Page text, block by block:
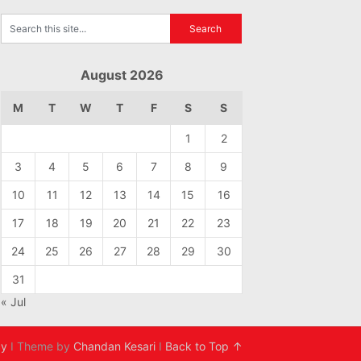
August 2026
M T W T F S S
1 2
3 4 5 6 7 8 9
10 11 12 13 14 15 16
17 18 19 20 21 22 23
24 25 26 27 28 29 30
31
« Jul
I Theme by Chandan Kesari I Back to Top ↑